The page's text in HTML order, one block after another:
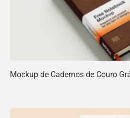
Mockup de Cadernos de Couro